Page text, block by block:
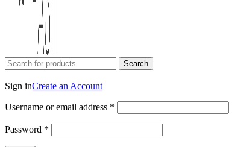
Search
Sign inCreate an Account
Username or email address *
Password *